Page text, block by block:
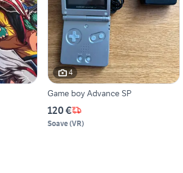
4
Game boy Advance SP
120 €
Soave(VR)